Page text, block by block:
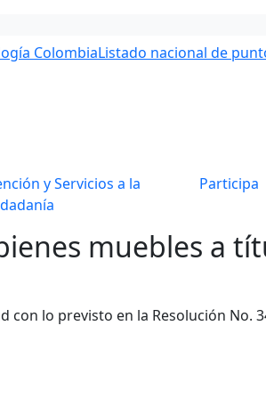
ColombiaListado nacional de
y Servicios a la
Participa
muebles a
lo previsto en la Resolución No.